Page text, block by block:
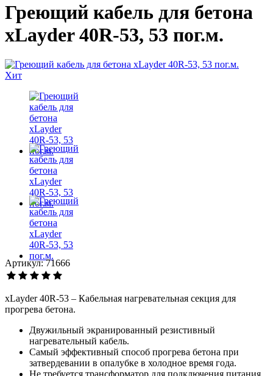
Греющий кабель для бетона
xLayder 40R-53, 53 пог.м.
Хит
Артикул: 71666
xLayder 40R-53 – Кабельная нагревательная секция для
прогрева бетона.
Двужильный экранированный резистивный
нагревательный кабель.
Самый эффективный способ прогрева бетона при
затвердевании в опалубке в холодное время года.